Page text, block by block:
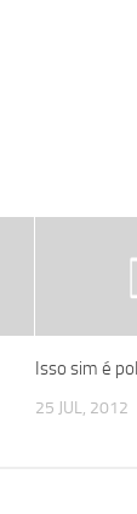
Isso sim é
25 JUL, 2012